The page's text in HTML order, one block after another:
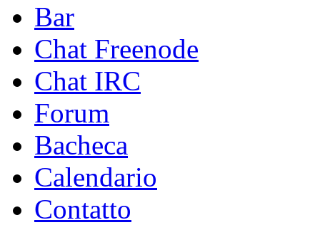
Bar
Chat Freenode
Chat IRC
Forum
Bacheca
Calendario
Contatto